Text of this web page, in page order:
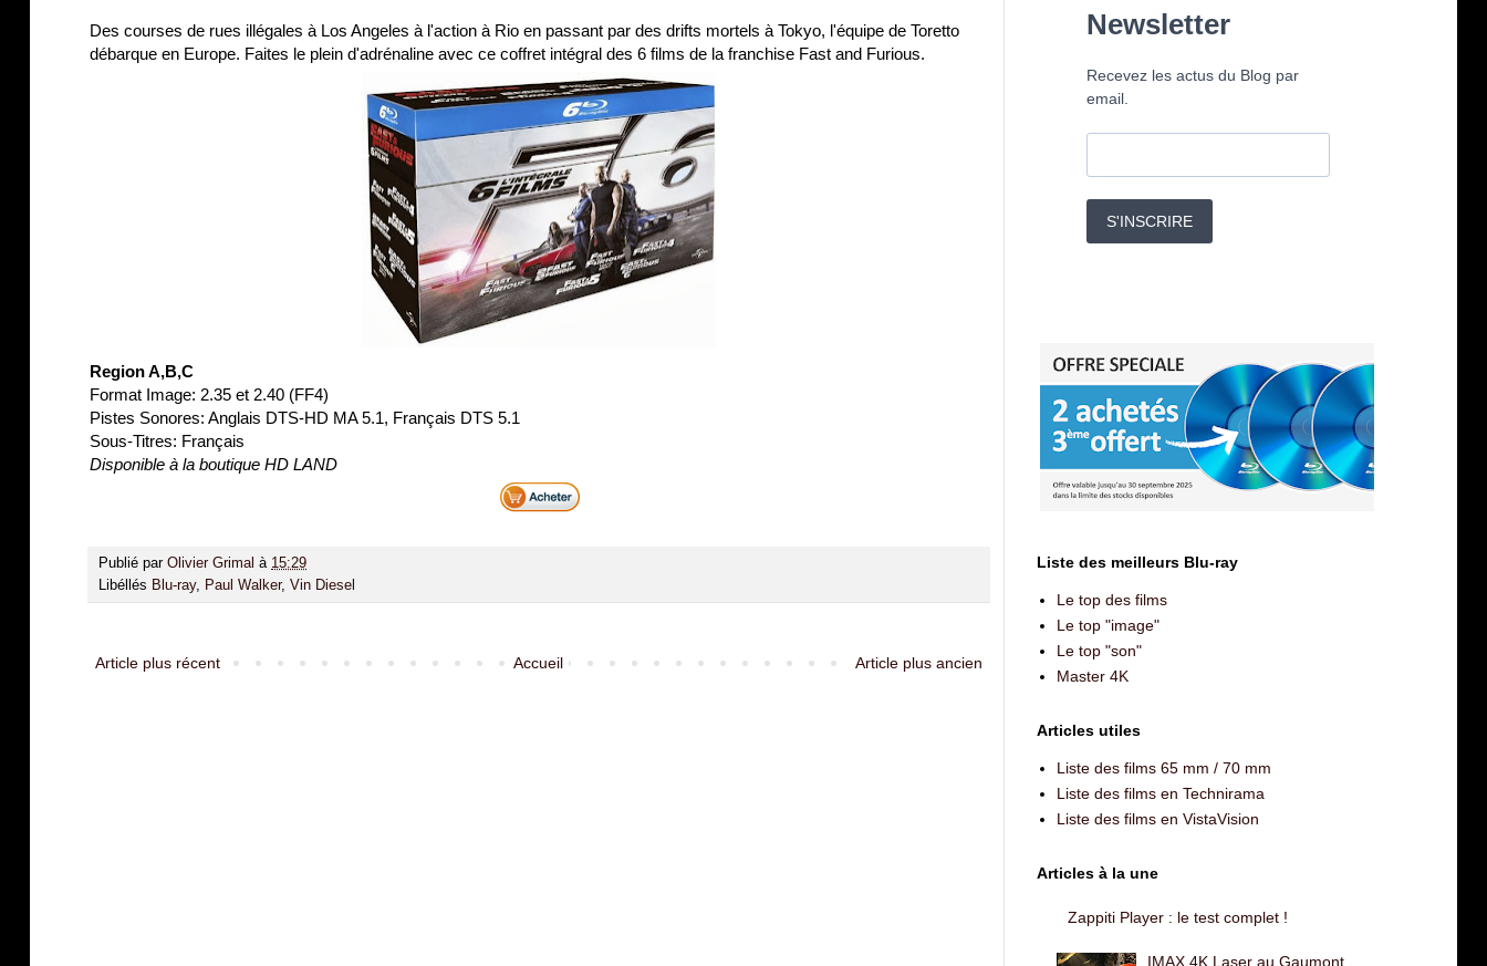
Des courses de rues illégales à Los Angeles à l'action à Rio en passant par des drifts mortels à Tokyo, l'équipe de Toretto
débarque en Europe. Faites le plein d'adrénaline avec ce coffret intégral des 6 films de la franchise Fast and Furious.
Region A,B,C
Format Image: 2.35 et 2.40 (FF4)
Pistes Sonores: Anglais DTS-HD MA 5.1, Français DTS 5.1
Sous-Titres: Français
Disponible à la boutique HD LAND
Publié par Olivier Grimal à 15:29
Libéllés Blu-ray, Paul Walker, Vin Diesel
Article plus récent Article plus ancien
Accueil
Newsletter
Recevez les actus du Blog par
email.
S'INSCRIRE
Liste des meilleurs Blu-ray
Le top des films
Le top "image"
Le top "son"
Master 4K
Articles utiles
Liste des films 65 mm / 70 mm
Liste des films en Technirama
Liste des films en VistaVision
Articles à la une
Zappiti Player : le test complet !
IMAX 4K Laser au Gaumont